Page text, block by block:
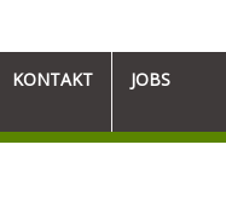
KONTAKT JOBS